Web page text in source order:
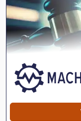
model.
Vermogen 15 kW-
een gedetailleerd
contact met mij